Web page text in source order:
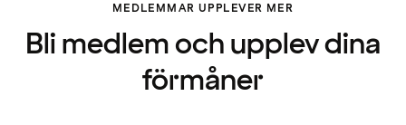
MEDLEMMAR UPPLEVER MER
Bli medlem och upplev dina
förmåner